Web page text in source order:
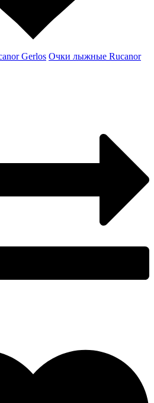
Очки лыжные Rucanor